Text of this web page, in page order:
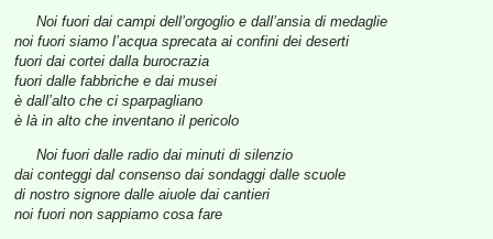
Noi fuori dai campi dell’orgoglio e dall’ansia di medaglie
noi fuori siamo l’acqua sprecata ai confini dei deserti
fuori dai cortei dalla burocrazia
fuori dalle fabbriche e dai musei
è dall’alto che ci sparpagliano
è là in alto che inventano il pericolo
Noi fuori dalle radio dai minuti di silenzio
dai conteggi dal consenso dai sondaggi dalle scuole
di nostro signore dalle aiuole dai cantieri
noi fuori non sappiamo cosa fare